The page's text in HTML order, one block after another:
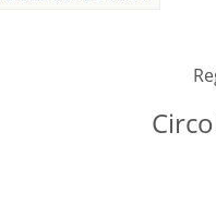
n.
Reggio